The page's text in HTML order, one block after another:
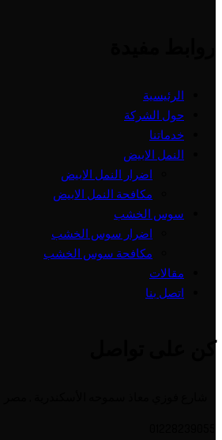
الرئيسية
حول الشركة
خدماتنا
النمل الابيض
اضرار النمل الابيض
مكافحة النمل الابيض
سوس الخشب
اضرار سوس الخشب
مكافحة سوس الخشب
مقالات
اتصل بنا
كن على تواصل